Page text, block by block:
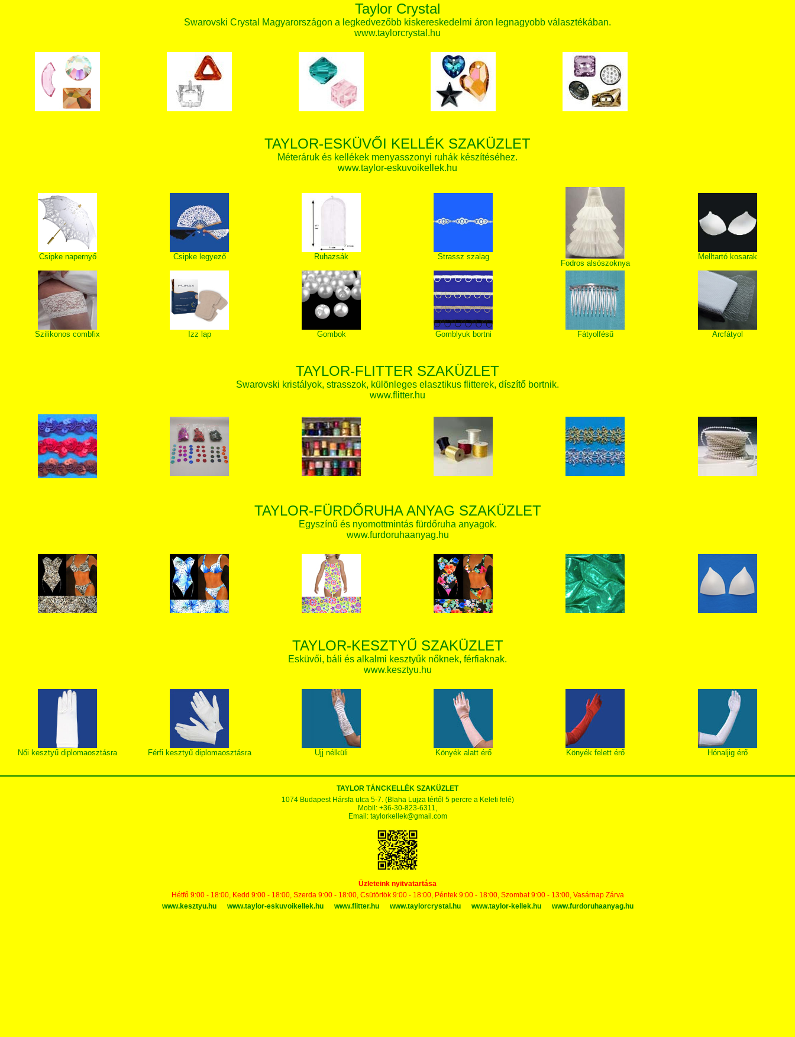
Taylor Crystal
Swarovski Crystal Magyarországon a legkedvezőbb kiskereskedelmi áron legnagyobb választékában.
www.taylorcrystal.hu
TAYLOR-ESKÜVŐI KELLÉK SZAKÜZLET
Méteráruk és kellékek menyasszonyi ruhák készítéséhez.
www.taylor-eskuvoikellek.hu
Csipke napernyő Csipke legyező Ruhazsák Strassz szalag
Fodros alsószoknya
Melltartó kosarak
Szilikonos combfix Izz lap Gombok Gomblyuk bortni Fátyolfésű Arcfátyol
TAYLOR-FLITTER SZAKÜZLET
Swarovski kristályok, strasszok, különleges elasztikus flitterek, díszítő bortnik.
www.flitter.hu
TAYLOR-FÜRDŐRUHA ANYAG SZAKÜZLET
Egyszínű és nyomottmintás fürdőruha anyagok.
www.furdoruhaanyag.hu
TAYLOR-KESZTYŰ SZAKÜZLET
Esküvői, báli és alkalmi kesztyűk nőknek, férfiaknak.
www.kesztyu.hu
Női kesztyű diplomaosztásra Férfi kesztyű diplomaosztásra Ujj nélküli Könyék alatt érő Könyék felett érő Hónaljig érő
TAYLOR TÁNCKELLÉK SZAKÜZLET
1074 Budapest Hársfa utca 5-7. (Blaha Lujza tértől 5 percre a Keleti felé)
Mobil: +36-30-823-6311,
Email: taylorkellek@gmail.com
Üzleteink nyitvatartása
Hétfő 9:00 - 18:00, Kedd 9:00 - 18:00, Szerda 9:00 - 18:00, Csütörtök 9:00 - 18:00, Péntek 9:00 - 18:00, Szombat 9:00 - 13:00, Vasárnap Zárva
www.kesztyu.hu
www.taylor-eskuvoikellek.hu www.flitter.hu www.taylorcrystal.hu www.taylor-kellek.hu www.furdoruhaanyag.hu